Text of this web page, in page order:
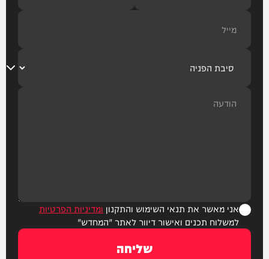
אני מאשר את תנאי השימוש והתקנון ומדיניות הפרטיות
למשלוח תכנים ואישור דיוור לאתר "המחדש"
שליחה